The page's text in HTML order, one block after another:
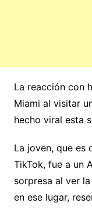
La reacción con
Miami al visitar
hecho viral esta
La joven, que es
TikTok, fue a un
sorpresa al ver
en ese lugar,